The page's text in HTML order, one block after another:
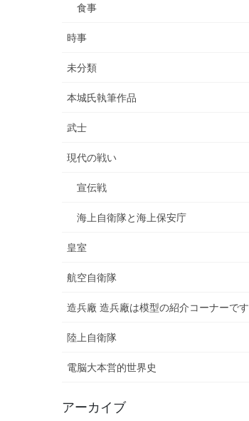
食事
時事
未分類
本城氏執筆作品
武士
現代の戦い
宣伝戦
海上自衛隊と海上保安庁
皇室
航空自衛隊
造兵廠 造兵廠は模型の紹介コーナーです
陸上自衛隊
電脳大本営的世界史
アーカイブ